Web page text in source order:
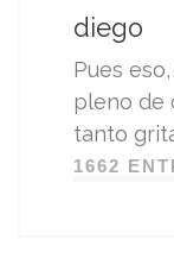
diego
Pues
pleno de
tanto
1662